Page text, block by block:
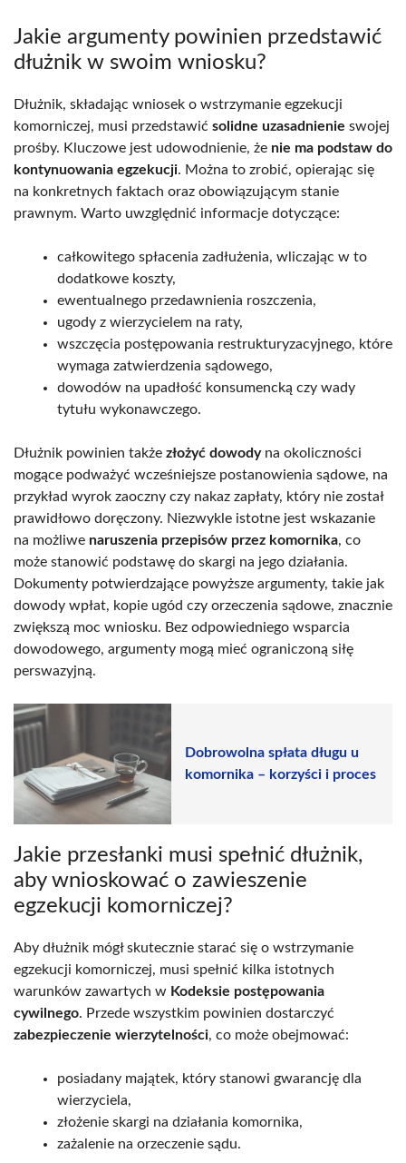
Jakie argumenty powinien przedstawić
dłużnik w swoim wniosku?
Dłużnik, składając wniosek o wstrzymanie egzekucji
komorniczej, musi przedstawić solidne uzasadnienie swojej
prośby. Kluczowe jest udowodnienie, że nie ma podstaw do
kontynuowania egzekucji. Można to zrobić, opierając się
na konkretnych faktach oraz obowiązującym stanie
prawnym. Warto uwzględnić informacje dotyczące:
całkowitego spłacenia zadłużenia, wliczając w to
dodatkowe koszty,
ewentualnego przedawnienia roszczenia,
ugody z wierzycielem na raty,
wszczęcia postępowania restrukturyzacyjnego, które
wymaga zatwierdzenia sądowego,
dowodów na upadłość konsumencką czy wady
tytułu wykonawczego.
Dłużnik powinien także złożyć dowodyna okoliczności
mogące podważyć wcześniejsze postanowienia sądowe, na
przykład wyrok zaoczny czy nakaz zapłaty, który nie został
prawidłowo doręczony. Niezwykle istotne jest wskazanie
na możliwe naruszenia przepisów przez komornika, co
może stanowić podstawę do skargi na jego działania.
Dokumenty potwierdzające powyższe argumenty, takie jak
dowody wpłat, kopie ugód czy orzeczenia sądowe, znacznie
zwiększą moc wniosku. Bez odpowiedniego wsparcia
dowodowego, argumenty mogą mieć ograniczoną siłę
perswazyjną.
Dobrowolna spłata długu u
komornika – korzyści i proces
Jakie przesłanki musi spełnić dłużnik,
aby wnioskować o zawieszenie
egzekucji komorniczej?
Aby dłużnik mógł skutecznie starać się o wstrzymanie
egzekucji komorniczej, musi spełnić kilka istotnych
warunków zawartych w Kodeksie postępowania
cywilnego. Przede wszystkim powinien dostarczyć
zabezpieczenie wierzytelności, co może obejmować:
posiadany majątek, który stanowi gwarancję dla
wierzyciela,
złożenie skargi na działania komornika,
zażalenie na orzeczenie sądu.